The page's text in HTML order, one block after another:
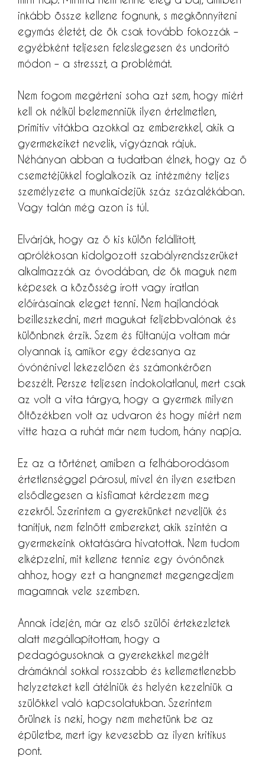
inkább össze kellene fognunk, s megkönnyíteni
egymás életét, de ők csak tovább fokozzák –
egyébként teljesen feleslegesen és undorító
módon – a stresszt, a problémát.
Nem fogom megérteni soha azt sem, hogy miért
kell ok nélkül belemenniük ilyen értelmetlen,
primitív vitákba azokkal az emberekkel, akik a
gyermekeiket nevelik, vigyáznak rájuk.
Néhányan abban a tudatban élnek, hogy az ő
csemetéjükkel foglalkozik az intézmény teljes
személyzete a munkaidejük száz százalékában.
Vagy talán még azon is túl.
Elvárják, hogy az ő kis külön felállított,
aprólékosan kidolgozott szabályrendszerüket
alkalmazzák az óvodában, de ők maguk nem
képesek a közösség írott vagy íratlan
előírásainak eleget tenni. Nem hajlandóak
beilleszkedni, mert magukat feljebbvalónak és
különbnek érzik. Szem és fültanúja voltam már
olyannak is, amikor egy édesanya az
óvónénivel lekezelően és számonkérően
beszélt. Persze teljesen indokolatlanul, mert csak
az volt a vita tárgya, hogy a gyermek milyen
öltözékben volt az udvaron és hogy miért nem
vitte haza a ruhát már nem tudom, hány napja.
Ez az a történet, amiben a felháborodásom
értetlenséggel párosul, mivel én ilyen esetben
elsődlegesen a kisfiamat kérdezem meg
ezekről. Szerintem a gyerekünket neveljük és
tanítjuk, nem felnőtt embereket, akik szintén a
gyermekeink oktatására hivatottak. Nem tudom
elképzelni, mit kellene tennie egy óvónőnek
ahhoz, hogy ezt a hangnemet megengedjem
magamnak vele szemben.
Annak idején, már az első szülői értekezletek
alatt megállapítottam, hogy a
pedagógusoknak a gyerekekkel megélt
drámáknál sokkal rosszabb és kellemetlenebb
helyzeteket kell átélniük és helyén kezelniük a
szülőkkel való kapcsolatukban. Szerintem
örülnek is neki, hogy nem mehetünk be az
épületbe, mert így kevesebb az ilyen kritikus
pont.